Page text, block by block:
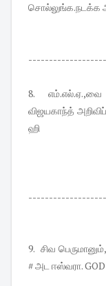
சொல்லுங்க.நடக்க
8. எம்.எல்.ஏ.,வை
விஜயகாந்த்
ஹி
9. சிவ
# அட ஈஸ்வரா. GOD